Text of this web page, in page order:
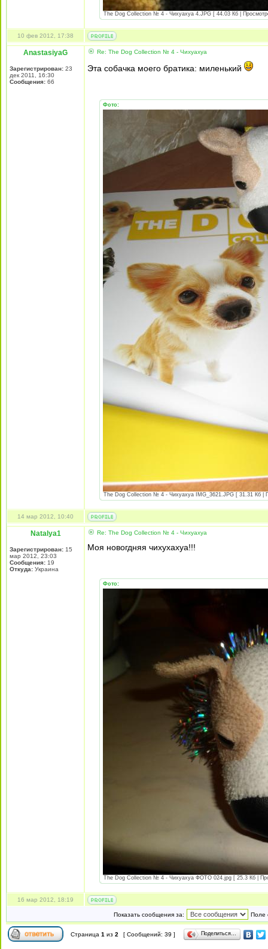
The Dog Collection № 4 - Чихуахуа 4.JPG [ 44.03 Кб |
10 фев 2012, 17:38
AnastasiyaG
Зарегистрирован: 23
дек 2011, 16:30
Сообщения: 66
Re: The Dog Collection № 4 - Чихуахуа
Эта собачка моего братика: миленький
Фото:
The Dog Collection № 4 - Чихуахуа IMG_3621.JPG [ 31.31 Кб |
14 мар 2012, 10:40
Natalya1
Зарегистрирован: 15
мар 2012, 23:03
Сообщения: 19
Откуда: Украина
Re: The Dog Collection № 4 - Чихуахуа
Моя новогдняя чихухахуа!!!
Фото:
The Dog Collection № 4 - Чихуахуа ФОТО 024.jpg [ 25.3 Кб |
16 мар 2012, 18:19
Показать сообщения за: Поле
Страница 1 из 2 [ Сообщений: 39 ] Поделиться…